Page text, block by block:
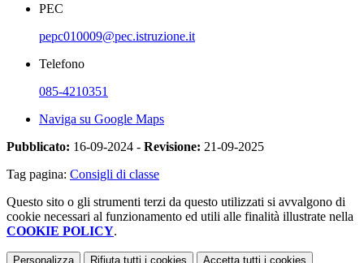
PEC
pepc010009@pec.istruzione.it
Telefono
085-4210351
Naviga su Google Maps
Pubblicato: 16-09-2024 - Revisione: 21-09-2025
Tag pagina: Consigli di classe
Questo sito o gli strumenti terzi da questo utilizzati si avvalgono di
cookie necessari al funzionamento ed utili alle finalità illustrate nella
COOKIE POLICY.
Personalizza Rifiuta tutti i cookies Accetta tutti i cookies